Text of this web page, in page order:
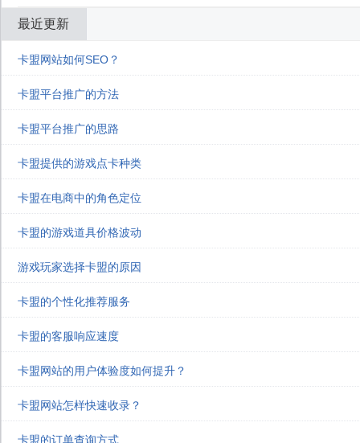
最近更新
卡盟网站如何SEO？
卡盟平台推广的方法
卡盟平台推广的思路
卡盟提供的游戏点卡种类
卡盟在电商中的角色定位
卡盟的游戏道具价格波动
游戏玩家选择卡盟的原因
卡盟的个性化推荐服务
卡盟的客服响应速度
卡盟网站的用户体验度如何提升？
卡盟网站怎样快速收录？
卡盟的订单查询方式